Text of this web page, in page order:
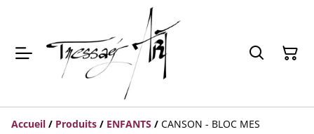
Accueil / Produits / ENFANTS / CANSON - BLOC MES